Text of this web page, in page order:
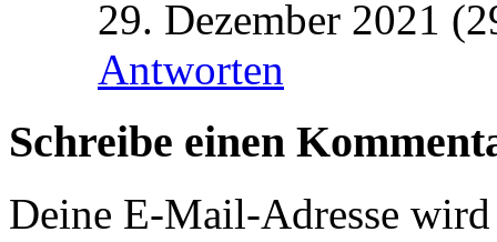
29. Dezember 2021
Antworten
Schreibe einen
Deine E-Mail-Adresse